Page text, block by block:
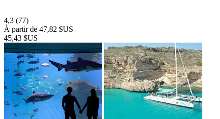
4,3 (77)
À partir de 47,82 $US
45,43 $US